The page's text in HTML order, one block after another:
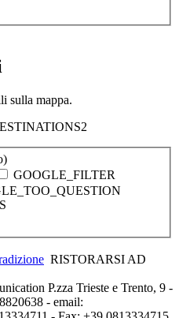
sulla mappa.
GOOGLE_FILTER
RISTORARSI AD
P.zza Trieste e Trento, 9 -
- email: